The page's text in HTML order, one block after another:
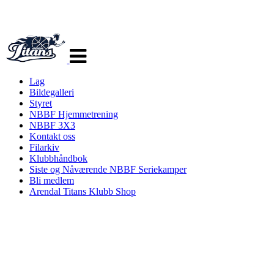
navigasjon
Lag
Bildegalleri
Styret
NBBF Hjemmetrening
NBBF 3X3
Kontakt oss
Filarkiv
Klubbhåndbok
Siste og Nåværende NBBF Seriekamper
Bli medlem
Arendal Titans Klubb Shop